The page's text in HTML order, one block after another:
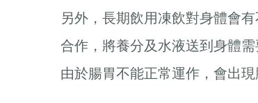
另外，長期飲用凍飲對身體會
合作，將養分及水液送到身體
由於腸胃不能正常運作，會出